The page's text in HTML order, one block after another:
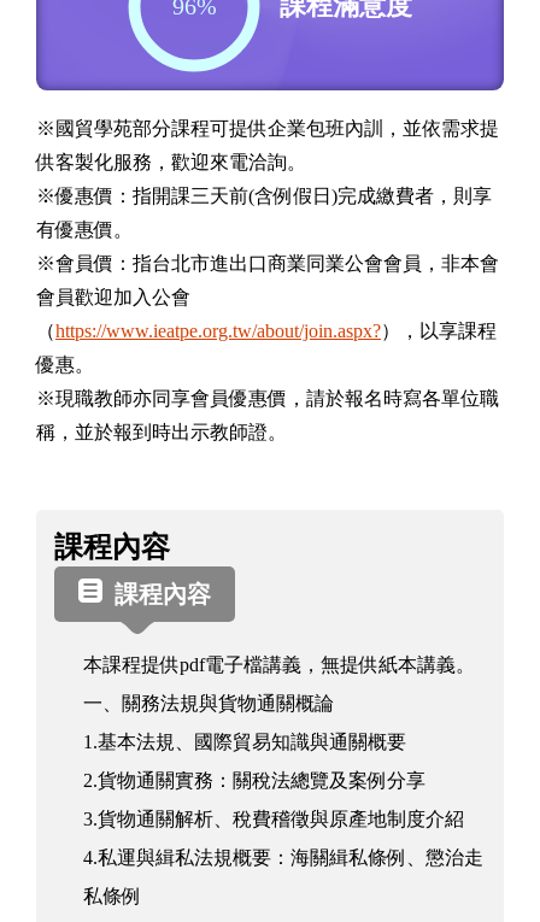
96%
※國貿學苑部分課程可提供企業包班內訓，並依需求提
供客製化服務，歡迎來電洽詢。
※優惠價：指開課三天前(含例假日)完成繳費者，則享
有優惠價。
※會員價：指台北市進出口商業同業公會會員，非本會
會員歡迎加入公會
（https://www.ieatpe.org.tw/about/join.aspx?），以享課程
優惠。
※現職教師亦同享會員優惠價，請於報名時寫各單位職
稱，並於報到時出示教師證。
程
資
訊
課程內容
課程內容
本課程提供pdf電子檔講義，無提供紙本講義。
一、關務法規與貨物通關概論
1.基本法規、國際貿易知識與通關概要
2.貨物通關實務：關稅法總覽及案例分享
3.貨物通關解析、稅費稽徵與原產地制度介紹
4.私運與緝私法規概要：海關緝私條例、懲治走
私條例